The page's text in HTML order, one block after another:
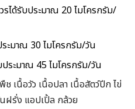
ได้รับประมาณ 20 ไมโครกรัม/
ะมาณ 30 ไมโครกรัม/วัน
ระมาณ 45 ไมโครกรัม/วัน
เนื้อวัว เนื้อปลา เนื้อสัตว์ปีก ไข่
ฝรั่ง แอปเปิ้ล กล้วย